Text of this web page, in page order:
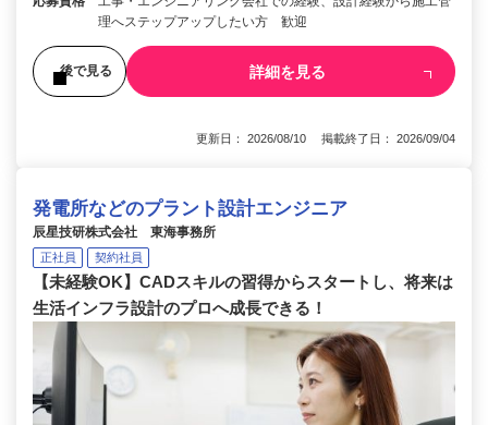
理へステップアップしたい方 歓迎
後で見る 詳細を見る
更新日： 2026/08/10 掲載終了日： 2026/09/04
発電所などのプラント設計エンジニア
辰星技研株式会社 東海事務所
正社員 契約社員
【未経験OK】CADスキルの習得からスタートし、将来は
生活インフラ設計のプロへ成長できる！